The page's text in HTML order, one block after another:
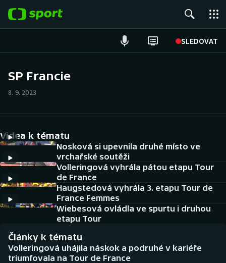
SLEDOVAT
ME v plavání
Fotbal
Hokej
Tenis
DALŠÍ SPORTY
Americký fotbal
Atletika
Baseball a softbal
NEPŘEHLÉDNĚTE
Soutěže
Historické návraty
SP Francie
8. 9. 2023
Videa k tématu
Nosková si upevnila druhé místo ve
vrchařské soutěži
Volleringová vyhrála pátou etapu Tour
de France
Haugstedová vyhrála 3. etapu Tour de
France Femmes
Wiebesová ovládla ve spurtu i druhou
etapu Tour
Články k tématu
Volleringová uhájila náskok a podruhé v kariéře
triumfovala na Tour de France